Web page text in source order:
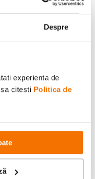
Despre
experienta de
citesti Politica de